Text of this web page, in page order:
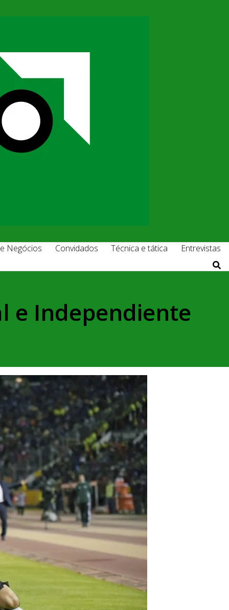
Negócios Convidados Técnica e tática Entrevistas
e Independiente